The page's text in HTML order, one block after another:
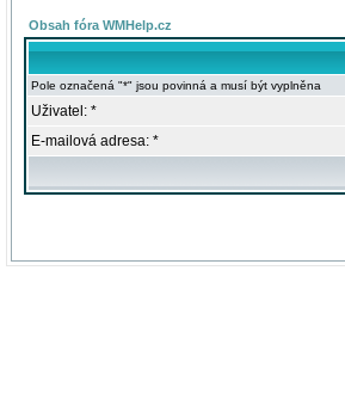
Obsah fóra WMHelp.cz
Pole označená "*" jsou povinná a musí být vyplněna
Uživatel: *
E-mailová adresa: *